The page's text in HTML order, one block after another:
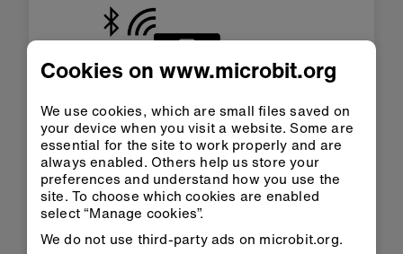
micro:bit CreateAI
Cookies on www.microbit.org
We use cookies, which are small files saved on
your device when you visit a website. Some are
essential for the site to work properly and are
always enabled. Others help us store your
preferences and understand how you use the
site. To choose which cookies are enabled
select “Manage cookies”.
We do not use third-party ads on microbit.org.